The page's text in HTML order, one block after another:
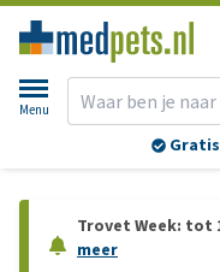
Menu
Gratis
Trovet Week: tot
meer